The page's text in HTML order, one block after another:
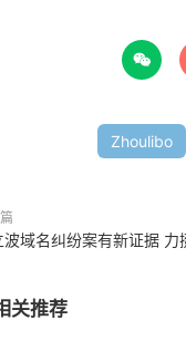

Zhoulibo
波域名纠纷案有新证据 力
关推荐